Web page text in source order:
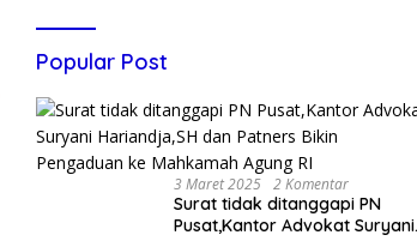
Popular Post
3 Maret 2025 2 Komentar
Surat tidak ditanggapi PN
Pusat,Kantor Advokat Suryani